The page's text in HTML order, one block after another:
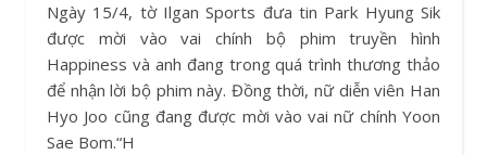
Ngày 15/4, tờ Ilgan Sports đưa tin Park Hyung Sik
được mời vào vai chính bộ phim truyền hình
Happiness và anh đang trong quá trình thương thảo
để nhận lời bộ phim này. Đồng thời, nữ diễn viên Han
Hyo Joo cũng đang được mời vào vai nữ chính Yoon
Sae Bom.“H